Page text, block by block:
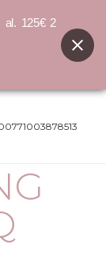
al. 125€ 2